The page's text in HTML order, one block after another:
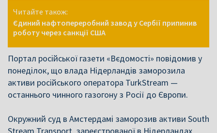
Читайте також:
Єдиний нафтопереробний завод у Сербії припинив
роботу через санкції США
Портал російської газети «Вєдомості» повідомив у
понеділок, що влада Нідерландів заморозила
активи російського оператора TurkStream —
останнього чинного газогону з Росії до Європи.
Окружний суд в Амстердамі заморозив активи South